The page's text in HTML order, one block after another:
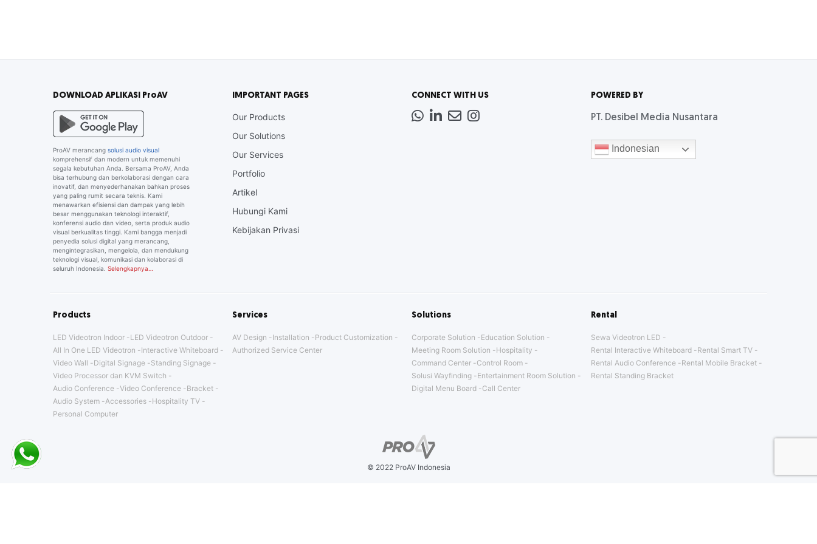
DOWNLOAD APLIKASI ProAV
ProAV merancang solusi audio visual
komprehensif dan modern untuk memenuhi
segala kebutuhan Anda. Bersama ProAV, Anda
bisa terhubung dan berkolaborasi dengan cara
inovatif, dan menyederhanakan bahkan proses
yang paling rumit secara teknis. Kami
menawarkan efisiensi dan dampak yang lebih
besar menggunakan teknologi interaktif,
konferensi audio dan video, serta produk audio
visual berkualitas tinggi. Kami bangga menjadi
penyedia solusi digital yang merancang,
mengintegrasikan, mengelola, dan mendukung
teknologi visual, komunikasi dan kolaborasi di
seluruh Indonesia. Selengkapnya…
IMPORTANT PAGES
Our Products
Our Solutions
Our Services
Portfolio
Artikel
Hubungi Kami
Kebijakan Privasi
CONNECT WITH US
Whatsapp
LinkedIn
NewsInstagram
POWERED BY
PT. Desibel Media Nusantara
Indonesian
Products
LED Videotron Indoor
LED Videotron Outdoor
All In One LED Videotron
Interactive Whiteboard
Video Wall
Digital Signage
Standing Signage
Video Processor dan KVM Switch
Audio Conference Video Conference
Bracket
Audio System
Accessories
Hospitality TV
Personal Computer
Services
AV Design Installation
Product Customization
Authorized Service Center
Solutions
Corporate Solution
Education Solution
Meeting Room Solution
Hospitality
Command Center
Control Room
Solusi Wayfinding
Entertainment Room Solution
Digital Menu Board
Call Center
Rental
Sewa Videotron LED
Rental Interactive Whiteboard
Rental Smart TV
Rental Audio Conference
Rental Mobile Bracket
Rental Standing Bracket
© 2022 ProAV Indonesia